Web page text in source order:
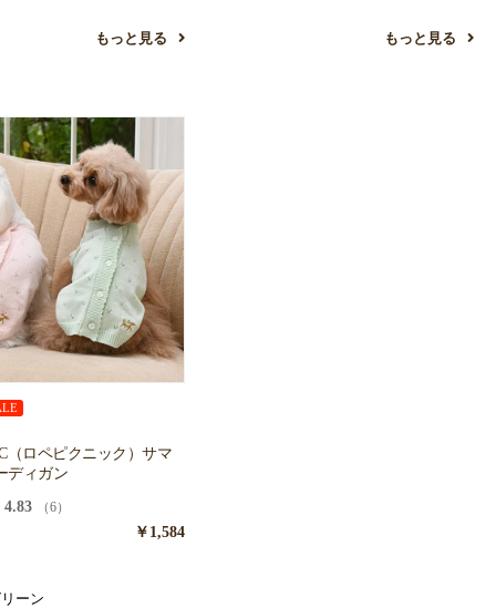
もっと見る もっと見る
（ロペピクニック）サマ
ディガン
（6）
￥1,584
ーン